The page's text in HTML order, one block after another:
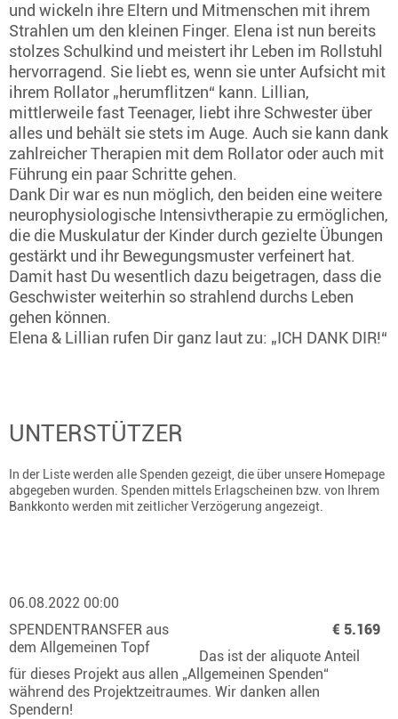
und wickeln ihre Eltern und Mitmenschen mit ihrem
Strahlen um den kleinen Finger. Elena ist nun bereits
stolzes Schulkind und meistert ihr Leben im Rollstuhl
hervorragend. Sie liebt es, wenn sie unter Aufsicht mit
ihrem Rollator „herumflitzen“ kann. Lillian,
mittlerweile fast Teenager, liebt ihre Schwester über
alles und behält sie stets im Auge. Auch sie kann dank
zahlreicher Therapien mit dem Rollator oder auch mit
Führung ein paar Schritte gehen.
Dank Dir war es nun möglich, den beiden eine weitere
neurophysiologische Intensivtherapie zu ermöglichen,
die die Muskulatur der Kinder durch gezielte Übungen
gestärkt und ihr Bewegungsmuster verfeinert hat.
Damit hast Du wesentlich dazu beigetragen, dass die
Geschwister weiterhin so strahlend durchs Leben
gehen können.
Elena & Lillian rufen Dir ganz laut zu: „ICH DANK DIR!“
UNTERSTÜTZER
In der Liste werden alle Spenden gezeigt, die über unsere Homepage
abgegeben wurden. Spenden mittels Erlagscheinen bzw. von Ihrem
Bankkonto werden mit zeitlicher Verzögerung angezeigt.
06.08.2022 00:00
SPENDENTRANSFER aus
dem Allgemeinen Topf
€ 5.169
Das ist der aliquote Anteil
für dieses Projekt aus allen „Allgemeinen Spenden“
während des Projektzeitraumes. Wir danken allen
Spendern!